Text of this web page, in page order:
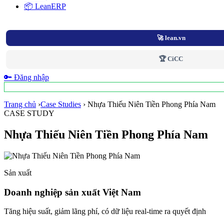
📦 LeanERP
🚀 lean.vn
🏆 CiCC
🔑 Đăng nhập
Trang chủ ›Case Studies › Nhựa Thiếu Niên Tiền Phong Phía Nam
CASE STUDY
Nhựa Thiếu Niên Tiền Phong Phía Nam
Sản xuất
Doanh nghiệp sản xuất Việt Nam
Tăng hiệu suất, giảm lãng phí, có dữ liệu real-time ra quyết định